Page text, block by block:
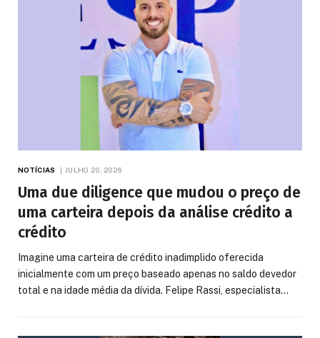
NOTÍCIAS JULHO 20, 2026
Uma due diligence que mudou o preço de
uma carteira depois da análise crédito a
crédito
Imagine uma carteira de crédito inadimplido oferecida
inicialmente com um preço baseado apenas no saldo devedor
total e na idade média da dívida. Felipe Rassi, especialista…